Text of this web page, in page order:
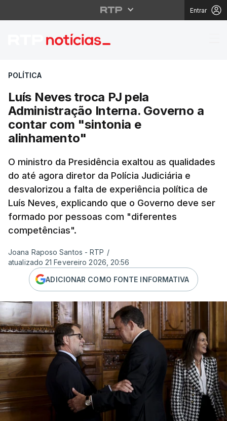
Entrar
Luís Neves troca PJ
POLÍTICA
Luís Neves troca PJ pela
Administração Interna. Governo a
contar com "sintonia e
alinhamento"
O ministro da Presidência exaltou as qualidades
do até agora diretor da Polícia Judiciária e
desvalorizou a falta de experiência política de
Luís Neves, explicando que o Governo deve ser
formado por pessoas com "diferentes
competências".
Joana Raposo Santos - RTP /
atualizado 21 Fevereiro 2026, 20:56
ADICIONAR COMO FONTE INFORMATIVA